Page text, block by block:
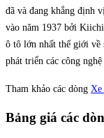
đã và đang khẳng định
vào năm 1937 bởi
ô tô lớn nhất thế giới về
phát triển các công
Tham khảo các dòng Xe
Bảng giá các